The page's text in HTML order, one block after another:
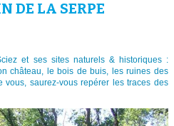
DE LA SERPE
et ses sites naturels & historiques :
château, le bois de buis, les ruines des
vous, saurez-vous repérer les traces des